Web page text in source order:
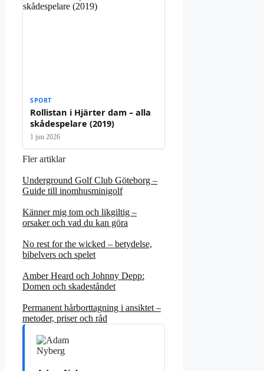
SPORT
Rollistan i Hjärter dam – alla
skådespelare (2019)
1 jun 2026
Fler artiklar
Underground Golf Club Göteborg –
Guide till inomhusminigolf
Känner mig tom och likgiltig –
orsaker och vad du kan göra
No rest for the wicked – betydelse,
bibelvers och spelet
Amber Heard och Johnny Depp:
Domen och skadeståndet
Permanent hårborttagning i ansiktet –
metoder, priser och råd